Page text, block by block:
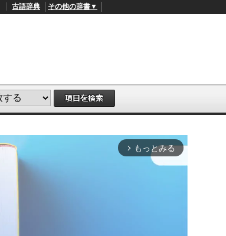
古語辞典 その他の辞書▼
arrow_forward_ios もっとみる